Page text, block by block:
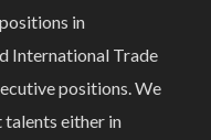
in
International Trade
positions. We
either in